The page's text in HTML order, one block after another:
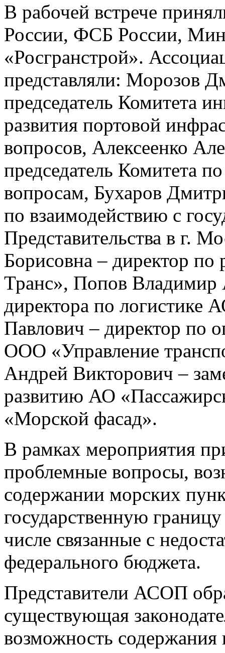
В рабочей встрече
России, ФСБ России,
«Росгранстрой».
представляли: Морозов
председатель Комитета
развития портовой
вопросов, Алексеенко
председатель Комитета
вопросам, Бухаров
по взаимодействию с
Представительства в г.
Борисовна – директор
Транс», Попов Владимир
директора по
Павлович – директор по
ООО «Управление
Андрей Викторович –
развитию АО
«Морской фасад».
В рамках мероприятия
проблемные вопросы,
содержании морских
государственную
числе связанные с
федерального бюджета.
Представители АСОП
существующая
возможность содержания